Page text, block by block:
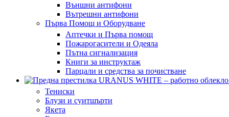
Външни антифони
Вътрешни антифони
Първа Помощ и Оборудване
Аптечки и Първа помощ
Пожарогасители и Одеяла
Пътна сигнализация
Книги за инструктаж
Парцали и средства за почистване
Тениски
Блузи и суитшърти
Якета